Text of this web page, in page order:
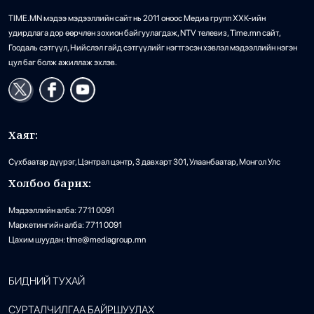
TIME.MN мэдээ мэдээллийн сайт нь 2011 оноос Медиа групп ХХК-ийн
удирдлага дор өөрчлөн зохион байгуулагдаж, NTV телевиз, Time.mn сайт,
Гоодаль сэтгүүл, Нийслэл гайд сэтгүүлийг нэгтгэсэн хэвлэл мэдээллийн нэгэн
цул баг болж ажиллаж эхлэв.
Хаяг:
Сүхбаатар дүүрэг, Цэнтрал цэнтр, 3 давхарт 301, Улаанбаатар, Монгол Улс
Холбоо барих:
Мэдээллийн алба: 7711 0091
Маркетингийн алба: 7711 0091
Цахим шуудан: time@mediagroup.mn
БИДНИЙ ТУХАЙ
СУРТАЛЧИЛГАА БАЙРШУУЛАХ